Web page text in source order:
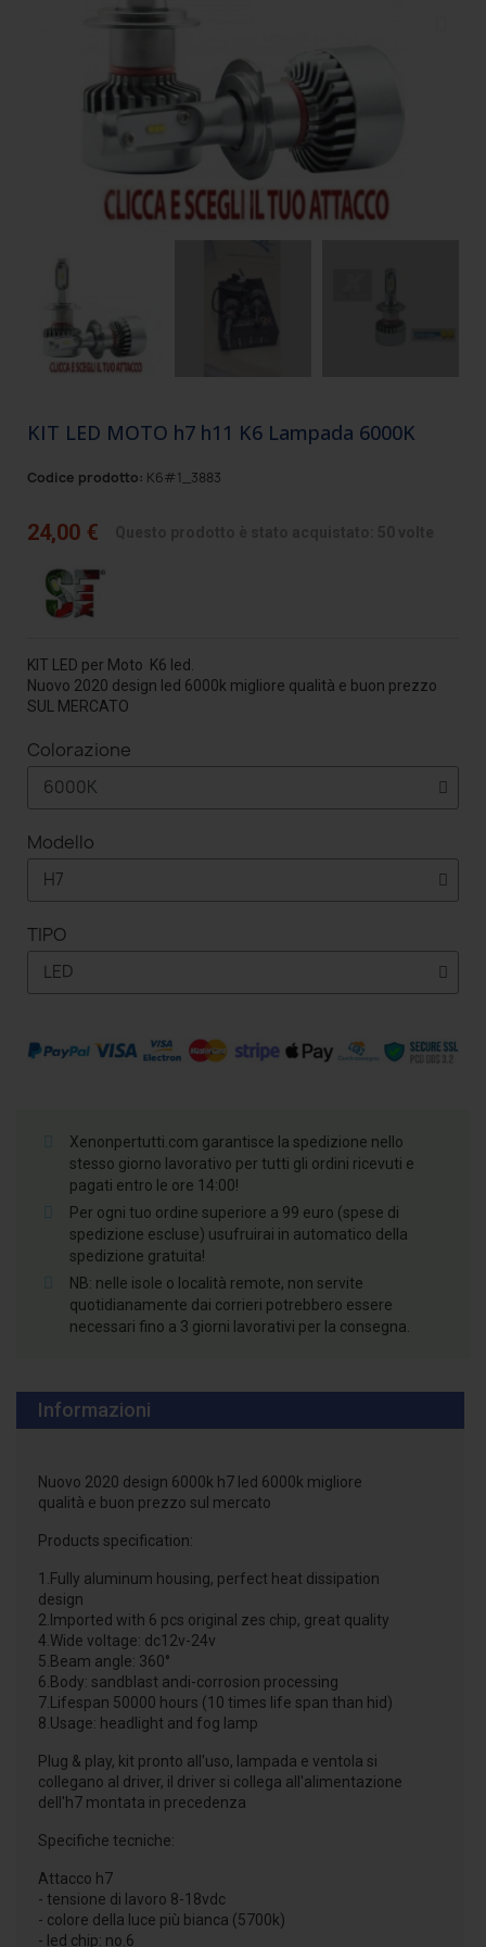
KIT LED MOTO h7 h11 K6 Lampada 6000K
Codice prodotto: K6#1_3883
24,00 €
KIT LED per Moto K6 led.
Nuovo 2020 design led 6000k migliore qualità e buon prezzo
SUL MERCATO
Colorazione
Modello
TIPO
Xenonpertutti.com garantisce la spedizione nello
stesso giorno lavorativo per tutti gli ordini ricevuti e
pagati entro le ore 14:00!
Per ogni tuo ordine superiore a 99 euro (spese di
spedizione escluse) usufruirai in automatico della
spedizione gratuita!
NB: nelle isole o località remote, non servite
quotidianamente dai corrieri potrebbero essere
necessari fino a 3 giorni lavorativi per la consegna.
Informazioni
Nuovo 2020 design 6000k h7 led 6000k migliore
qualità e buon prezzo sul mercato
Products specification:
1.Fully aluminum housing, perfect heat dissipation
design
2.Imported with 6 pcs original zes chip, great quality
4.Wide voltage: dc12v-24v
5.Beam angle: 360°
6.Body: sandblast andi-corrosion processing
7.Lifespan 50000 hours (10 times life span than hid)
8.Usage: headlight and fog lamp
Plug & play, kit pronto all'uso, lampada e ventola si
collegano al driver, il driver si collega all'alimentazione
dell'h7 montata in precedenza
Specifiche tecniche:
Attacco h7
- tensione di lavoro 8-18vdc
- colore della luce più bianca (5700k)
- led chip: no.6